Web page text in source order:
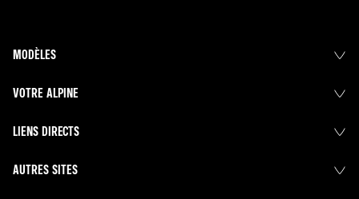
MODÈLES
VOTRE ALPINE
LIENS DIRECTS
AUTRES SITES